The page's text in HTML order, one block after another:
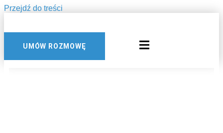
Przejdź do treści
UMÓW ROZMOWĘ